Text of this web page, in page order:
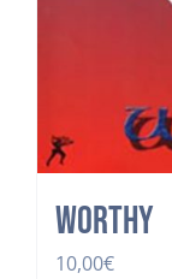
Worthy
10,00€